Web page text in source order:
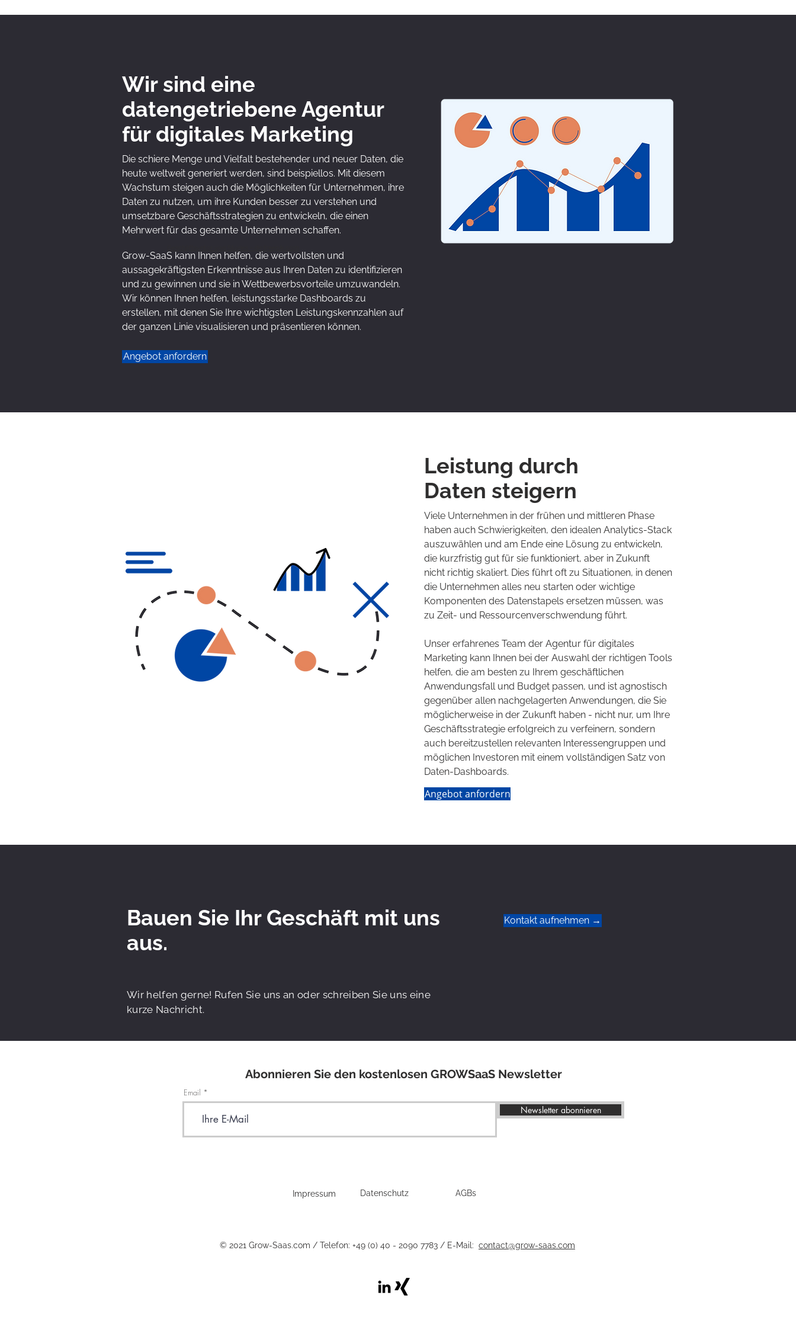
Wir sind eine
datengetriebene Agentur
für digitales Marketing
Die schiere Menge und Vielfalt bestehender und neuer Daten, die
heute weltweit generiert werden, sind beispiellos. Mit diesem
Wachstum steigen auch die Möglichkeiten für Unternehmen, ihre
Daten zu nutzen, um ihre Kunden besser zu verstehen und
umsetzbare Geschäftsstrategien zu entwickeln, die einen
Mehrwert für das gesamte Unternehmen schaffen.
Grow-SaaS kann Ihnen helfen, die wertvollsten und
aussagekräftigsten Erkenntnisse aus Ihren Daten zu identifizieren
und zu gewinnen und sie in Wettbewerbsvorteile umzuwandeln.
Wir können Ihnen helfen, leistungsstarke Dashboards zu
erstellen, mit denen Sie Ihre wichtigsten Leistungskennzahlen auf
der ganzen Linie visualisieren und präsentieren können.
Angebot anfordern
Leistung durch
Daten steigern
Viele Unternehmen in der frühen und mittleren Phase
haben auch Schwierigkeiten, den idealen Analytics-Stack
auszuwählen und am Ende eine Lösung zu entwickeln,
die kurzfristig gut für sie funktioniert, aber in Zukunft
nicht richtig skaliert. Dies führt oft zu Situationen, in denen
die Unternehmen alles neu starten oder wichtige
Komponenten des Datenstapels ersetzen müssen, was
zu Zeit- und Ressourcenverschwendung führt.
Unser erfahrenes Team der Agentur für digitales
Marketing kann Ihnen bei der Auswahl der richtigen Tools
helfen, die am besten zu Ihrem geschäftlichen
Anwendungsfall und Budget passen, und ist agnostisch
gegenüber allen nachgelagerten Anwendungen, die Sie
möglicherweise in der Zukunft haben - nicht nur, um Ihre
Geschäftsstrategie erfolgreich zu verfeinern, sondern
auch bereitzustellen relevanten Interessengruppen und
möglichen Investoren mit einem vollständigen Satz von
Daten-Dashboards.​
Angebot anfordern
Bauen Sie Ihr Geschäft mit uns
aus.
Kontakt aufnehmen →
Wir helfen gerne! Rufen Sie uns an oder schreiben Sie uns eine
kurze Nachricht.
Abonnieren Sie den kostenlosen GROWSaaS Newsletter
Email
Newsletter abonnieren
Impressum Datenschutz AGBs
© 2021 Grow-Saas.com / Telefon: +49 (0) 40 - 2090 7783 / E-Mail: contact@grow-saas.com